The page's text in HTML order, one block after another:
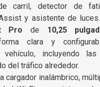
carril, detector de
y asistente de
Pro de 10,25
clara y
vehículo, incluyendo las
del tráfico alrededor.
cargador inalámbrico,